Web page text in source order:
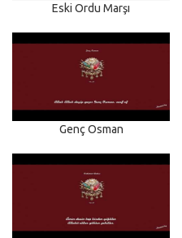
Eski Ordu Marşı
Genç Osman